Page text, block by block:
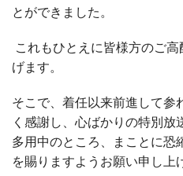
とができました。
これもひとえに皆様方のご
げます。
そこで、着任以来前進して参
く感謝し、心ばかりの特別
多用中のところ、まことに恐
を賜りますようお願い申し上